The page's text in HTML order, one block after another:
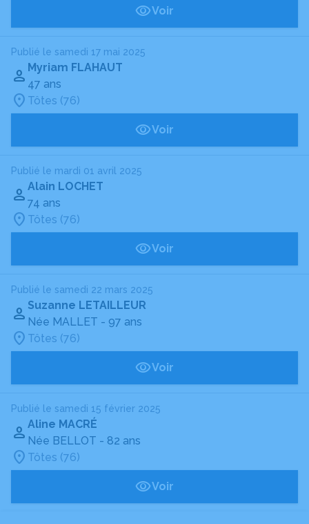
Voir
Publié le samedi 17 mai 2025
Myriam FLAHAUT
47 ans
Tôtes (76)
Voir
Publié le mardi 01 avril 2025
Alain LOCHET
74 ans
Tôtes (76)
Voir
Publié le samedi 22 mars 2025
Suzanne LETAILLEUR
Née MALLET - 97 ans
Tôtes (76)
Voir
Publié le samedi 15 février 2025
Aline MACRÉ
Née BELLOT - 82 ans
Tôtes (76)
Voir